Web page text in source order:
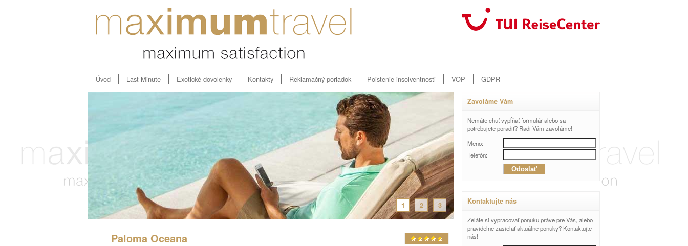
Úvod Last Minute Exotické dovolenky Kontakty Reklamačný poriadok Poistenie insolventnosti VOP GDPR
1 2 3
Paloma Oceana
Zavoláme Vám
Nemáte chuť vypĺňať formulár alebo sa
potrebujete poradiť? Radi Vám zavoláme!
Meno:
Telefón:
Kontaktujte nás
Želáte si vypracovať ponuku práve pre Vás, alebo
pravidelne zasielať aktuálne ponuky? Kontaktujte
nás!